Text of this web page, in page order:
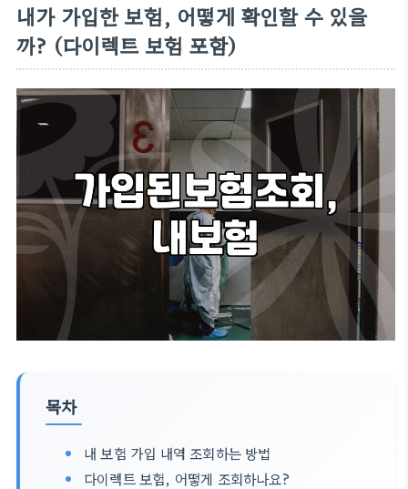
내가 가입한 보험, 어떻게 확인할 수 있을
까? (다이렉트 보험 포함)
목차
내 보험 가입 내역 조회하는 방법
다이렉트 보험, 어떻게 조회하나요?